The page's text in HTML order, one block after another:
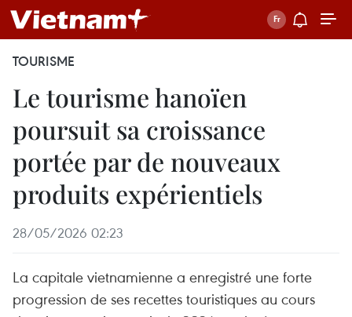
TOURISME
Le tourisme hanoïen
poursuit sa croissance
portée par de nouveaux
produits expérientiels
28/05/2026 02:23
La capitale vietnamienne a enregistré une forte
progression de ses recettes touristiques au cours